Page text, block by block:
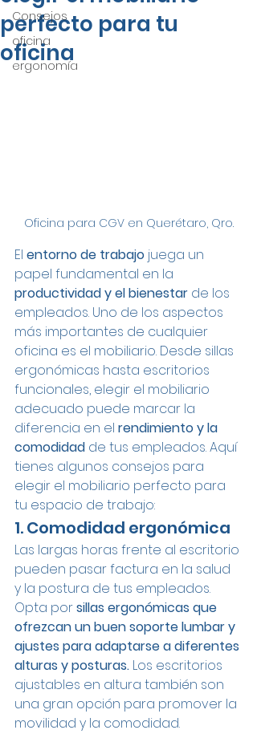
Consejos
oficina
ergonomía
perfecto para tu
oficina
Oficina para CGV en Querétaro, Qro.
El entorno de trabajo juega un
papel fundamental en la
productividad y el bienestar de los
empleados. Uno de los aspectos
más importantes de cualquier
oficina es el mobiliario. Desde sillas
ergonómicas hasta escritorios
funcionales, elegir el mobiliario
adecuado puede marcar la
diferencia en el rendimiento y la
comodidad de tus empleados. Aquí
tienes algunos consejos para
elegir el mobiliario perfecto para
tu espacio de trabajo:
1. Comodidad ergonómica
Las largas horas frente al escritorio
pueden pasar factura en la salud
y la postura de tus empleados.
Opta por sillas ergonómicas que
ofrezcan un buen soporte lumbar y
ajustes para adaptarse a diferentes
alturas y posturas. Los escritorios
ajustables en altura también son
una gran opción para promover la
movilidad y la comodidad.